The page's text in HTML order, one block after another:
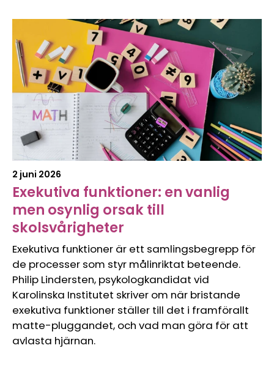
2 juni 2026
Exekutiva funktioner: en vanlig
men osynlig orsak till
skolsvårigheter
Exekutiva funktioner är ett samlingsbegrepp för
de processer som styr målinriktat beteende.
Philip Lindersten, psykologkandidat vid
Karolinska Institutet skriver om när bristande
exekutiva funktioner ställer till det i framförallt
matte-pluggandet, och vad man göra för att
avlasta hjärnan.